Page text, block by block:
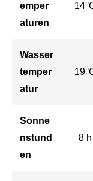
emper
aturen
Wasser
temper
atur
Sonne
nstund
en
8 h